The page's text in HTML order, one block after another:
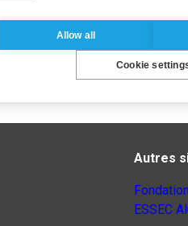
Autres
ESSEC
Allow all
Cookie